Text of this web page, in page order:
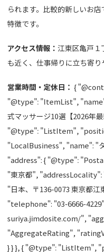
られます。比較的新しいお
特徴です。
アクセス情報： 江東区亀戸１
も近く、仕事帰りに立ち寄り
営業時間・定休日： {
"@type": "ItemList",
式マッサージ10選【2026
"@type": "ListItem",
"LocalBusiness", "name": "
"address": { "@type":
"東京都",
"日本、〒136-0073 東京都
"telephone": "03-6666-
suriya.jimdosite.com/",
"AggregateRating",
} } }, { "@type": "ListItem",